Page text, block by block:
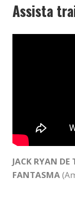
Assista
JACK RYAN DE
FANTASMA